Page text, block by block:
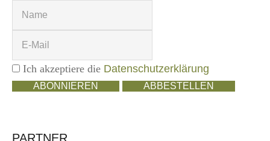
Ich akzeptiere die Datenschutzerklärung
ABONNIEREN ABBESTELLEN
PARTNER